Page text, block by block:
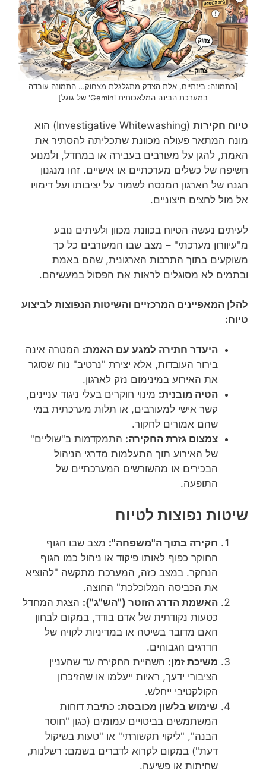
[בתמונה: בינתיים, אלת הצדק מתגלגלת מצחוק… התמונה עובדה
במערכת הבינה המלאכותית Gemini' של גוגל]
טיוח חקירות
(Investigative Whitewashing) הוא
מונח המתאר פעולה מכוונת שתכליתה להסתיר את
האמת, להגן על מעורבים בעבירה או במחדל, ולמנוע
חשיפה של כשלים מערכתיים או אישיים. זהו מנגנון
הגנה של הארגון המנסה לשמור על יציבותו ועל דימויו
אל מול לחצים חיצוניים.
לעיתים נעשה הטיוח בכוונת מכוון ולעיתים נובע
מ"עיוורון מערכתי" – מצב שבו המעורבים כל כך
משוקעים בתוך התרבות הארגונית, שהם באמת
ובתמים לא מסוגלים לראות את הפסול במעשיהם.
להלן המאפיינים המרכזיים והשיטות הנפוצות לביצוע
טיוח:
היעדר חתירה למגע עם האמת: המטרה אינה
בירור העובדות, אלא יצירת "נרטיב" נוח שסוגר
את האירוע במינימום נזק לארגון.
הטיה מובנית: מינוי חוקרים בעלי ניגוד עניינים,
קשר אישי למעורבים, או תלות מערכתית במי
שהם אמורים לחקור.
צמצום גזרת החקירה: התמקדמות ב"שוליים"
של האירוע תוך התעלמות מדרגי הניהול
הבכירים או מהשורשים המערכתיים של
התופעה.
שיטות נפוצות לטיוח
חקירה בתוך ה"משפחה": מצב שבו הגוף
החוקר כפוף לאותו פיקוד או ניהול כמו הגוף
הנחקר. במצב כזה, המערכת מתקשה "להוציא
את הכביסה המלוכלכת" החוצה.
האשמת הדרג הזוטר ("הש"ג"): הצגת המחדל
כטעות נקודתית של אדם בודד, במקום לבחון
האם מדובר בשיטה או במדיניות לקויה של
הדרגים הגבוהים.
משיכת זמן: השהיית החקירה עד שהעניין
הציבורי ידעך, ראיות ייעלמו או שהזיכרון
הקולקטיבי ייחלש.
שימוש בלשון מכובסת: כתיבת דוחות
המשתמשים בביטויים עמומים (כגון "חוסר
הבנה", "ליקוי תקשורתי" או "טעות בשיקול
דעת") במקום לקרוא לדברים בשמם: רשלנות,
שחיתות או פשיעה.